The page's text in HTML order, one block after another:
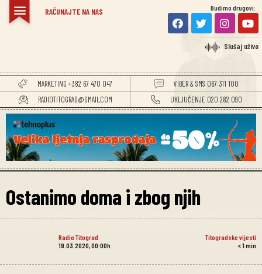
RAČUNAJTE NA NAS Budimo drugovi:
Slušaj uživo
MARKETING +382 67 470 047
VIBER & SMS 067 311 100
RADIOTITOGRAD@GMAIL.COM
UKLJUČENJE 020 282 090
Ostanimo doma i zbog njih
Radio Titograd
Titogradske vijesti
19.03.2020, 00:00h
< 1 min